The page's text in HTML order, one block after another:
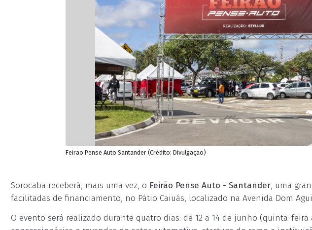
Feirão Pense Auto Santander (Crédito: Divulgação)
Sorocaba receberá, mais uma vez, o Feirão Pense Auto - Santander, uma
facilitadas de financiamento, no Pátio Caiuás, localizado na Avenida Dom
O evento será realizado durante quatro dias: de 12 a 14 de junho (quinta-